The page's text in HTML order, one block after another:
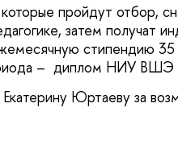
пройдут отбор,
затем получат
стипендию
– диплом НИУ ВШЭ о
Юртаеву за